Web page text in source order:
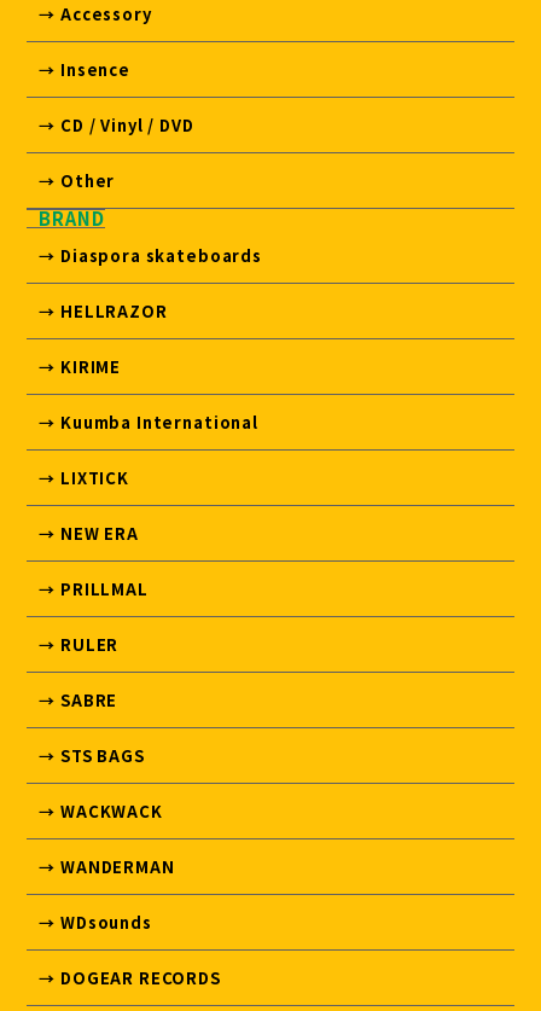
→ Accessory
→ Insence
→ CD / Vinyl / DVD
→ Other
BRAND
→ Diaspora skateboards
→ HELLRAZOR
→ KIRIME
→ Kuumba International
→ LIXTICK
→ NEW ERA
→ PRILLMAL
→ RULER
→ SABRE
→ STS BAGS
→ WACKWACK
→ WANDERMAN
→ WDsounds
→ DOGEAR RECORDS